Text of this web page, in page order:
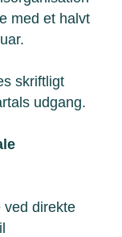
med et halvt
skriftligt
udgang.
ved direkte